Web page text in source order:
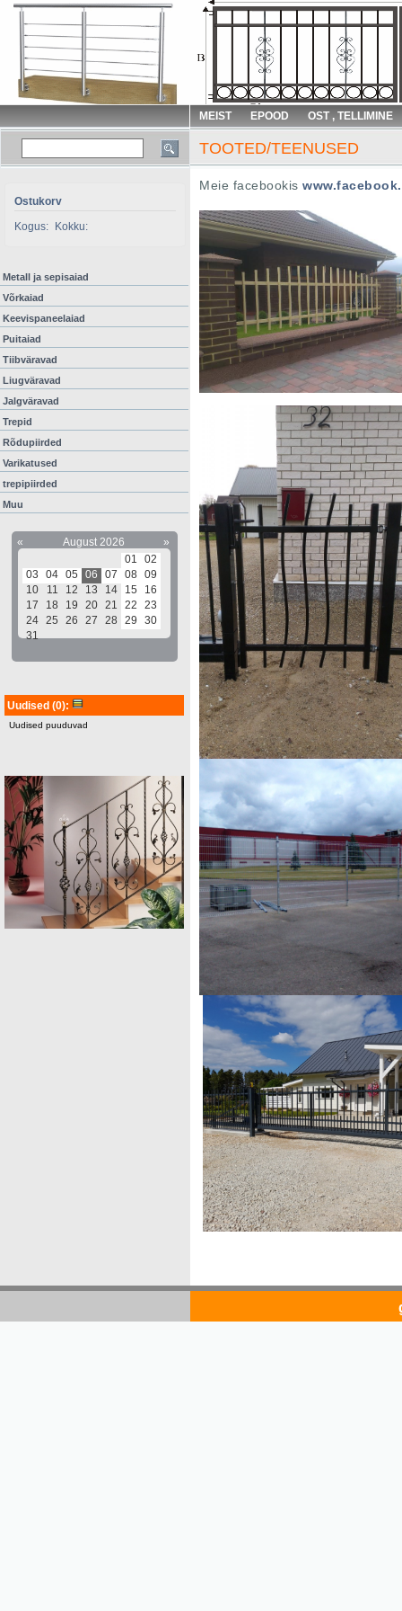
MEIST EPOOD OST , TELLIMINE
TOOTED/TEENUSED
Ostukorv
Kogus:
Kokku:
Metall ja sepisaiad
Võrkaiad
Keevispaneelaiad
Puitaiad
Tiibväravad
Liugväravad
Jalgväravad
Trepid
Rõdupiirded
Varikatused
trepipiirded
Muu
« August 2026
»
01
02
03
04 05 06 07 08 09
10
11 12 13 14 15
16
17
18 19 20 21 22
23
24 25 26 27 28 29
30
31
Uudised (0):
Uudised puuduvad
Meie facebookis